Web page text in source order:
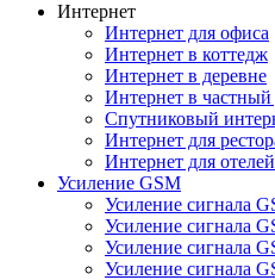
Интернет
Интернет для офиса
Интернет в коттедж
Интернет в деревне
Интернет в
Спутниковый
Интернет для
Интернет для
Усиление GSM
Усиление сигнала
Усиление сигнала
Усиление сигнала
Усиление сигнала